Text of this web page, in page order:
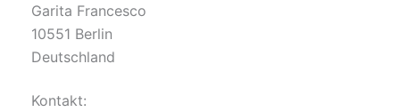
Garita Francesco
10551 Berlin
Deutschland
Kontakt: